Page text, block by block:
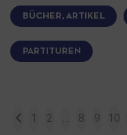
BÜCHER, ARTIKEL
PARTITUREN
1 2 8 9 10